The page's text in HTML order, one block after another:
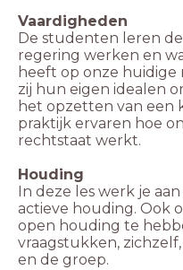
Vaardigheden
De studenten leren
regering werken en
heeft op onze huidige
zij hun eigen idealen
het opzetten van een
praktijk ervaren hoe
rechtstaat werkt.
Houding
In deze les werk je
actieve houding. Ook
open houding te
vraagstukken,
en de groep.